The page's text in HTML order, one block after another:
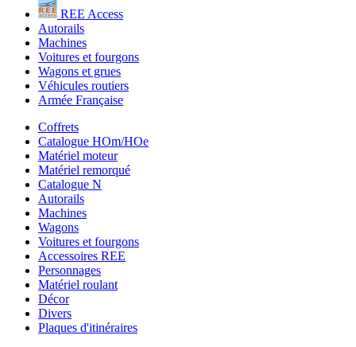
REE Access
Autorails
Machines
Voitures et fourgons
Wagons et grues
Véhicules routiers
Armée Française
Coffrets
Catalogue HOm/HOe
Matériel moteur
Matériel remorqué
Catalogue N
Autorails
Machines
Wagons
Voitures et fourgons
Accessoires REE
Personnages
Matériel roulant
Décor
Divers
Plaques d'itinéraires